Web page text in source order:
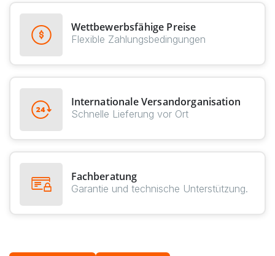
Wettbewerbsfähige Preise
Flexible Zahlungsbedingungen
Internationale Versandorganisation
Schnelle Lieferung vor Ort
Fachberatung
Garantie und technische Unterstützung.